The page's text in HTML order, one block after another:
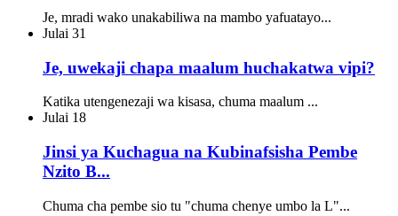
Je, mradi wako unakabiliwa na mambo yafuatayo...
Julai 31
Je, uwekaji chapa maalum huchakatwa vipi?
Katika utengenezaji wa kisasa, chuma maalum ...
Julai 18
Jinsi ya Kuchagua na Kubinafsisha Pembe
Nzito B...
Chuma cha pembe sio tu "chuma chenye umbo la L"...